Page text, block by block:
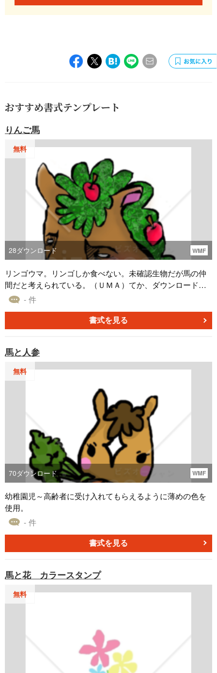
おすすめ書式テンプレート
りんご馬
無料
28ダウンロード WMF
リンゴウマ。リンゴしか食べない。未確認生物だが馬の仲
間だと考えられている。（ＵＭＡ）てか、ダウンロードし
てくれる人がいることに驚きです！！何に使うんですか？
- 件
書式を見る
馬と人参
無料
70ダウンロード WMF
幼稚園児～高齢者に受け入れてもらえるように薄めの色を
使用。
- 件
書式を見る
馬と花 カラースタンプ
無料